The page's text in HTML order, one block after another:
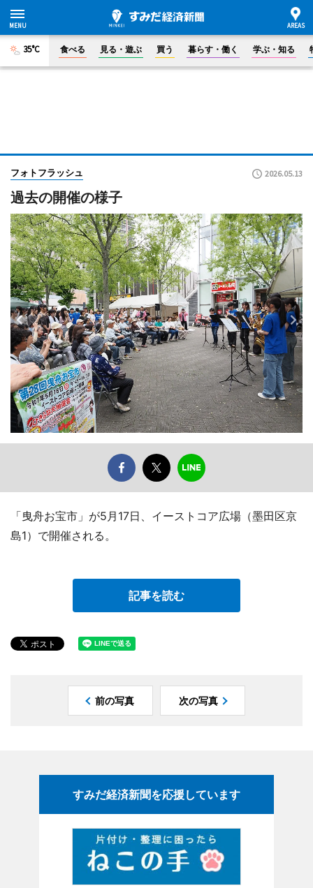
35°C 食べる 見る・遊ぶ 買う 暮らす・働く 学ぶ・知る
フォトフラッシュ 2026.05.13
過去の開催の様子
「曳舟お宝市」が5月17日、イーストコア広場（墨田区京
島1）で開催される。
記事を読む
前の写真 次の写真
すみだ経済新聞を応援しています